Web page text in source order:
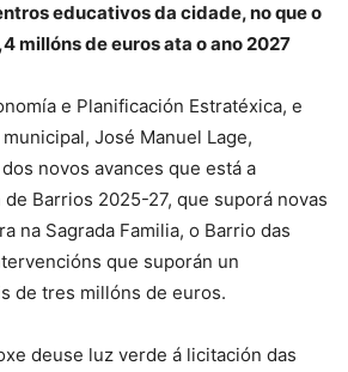
educativos da cidade, no que o
millóns de euros ata o ano 2027
e Planificación Estratéxica, e
José Manuel Lage,
novos avances que está a
Barrios 2025-27, que suporá novas
na Sagrada Familia, o Barrio das
que suporán un
de tres millóns de euros.
deuse luz verde á licitación das